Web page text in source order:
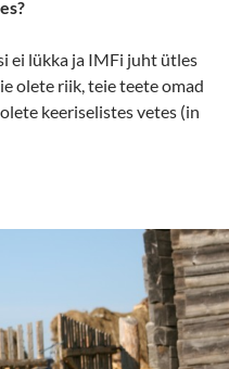
ei lükka ja IMFi juht ütles
olete riik, teie teete omad
keeriselistes vetes (in
„Oma raha ootus